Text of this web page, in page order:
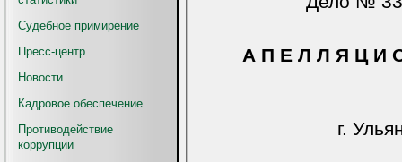
Судебное примирение
Пресс-центр
Новости
Кадровое обеспечение
Противодействие
коррупции
А П Е Л Л Я Ц И
г.